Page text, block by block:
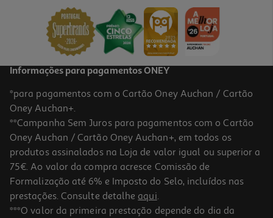
399,99 €
Capa Smart Folio Apple Para Ipad 11" Watermelon
Informações para pagamentos ONEY
*para pagamentos com o Cartão Oney Auchan / Cartão
Oney Auchan+.
**Campanha Sem Juros para pagamentos com o Cartão
Oney Auchan / Cartão Oney Auchan+, em todos os
produtos assinalados na Loja de valor igual ou superior a
75€. Ao valor da compra acresce Comissão de
Formalização até 6% e Imposto do Selo, incluídos nas
prestações. Consulte detalhe aqui.
***O valor da primeira prestação depende do dia da